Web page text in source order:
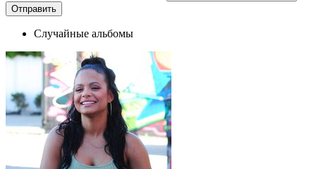
Случайные альбомы